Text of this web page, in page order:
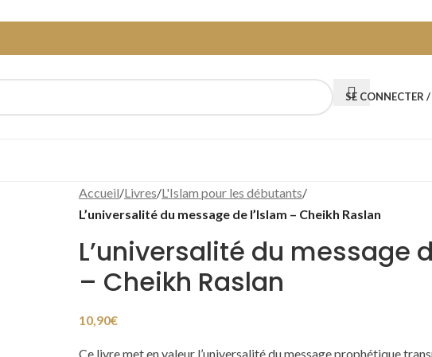
SE CONNECTER
Accueil/Livres/L'Islam pour les débutants/
L’universalité du message de l’Islam – Cheikh Raslan
L’universalité du message
– Cheikh Raslan
10,90€
Ce livre met en valeur l’universalité du message prophétique